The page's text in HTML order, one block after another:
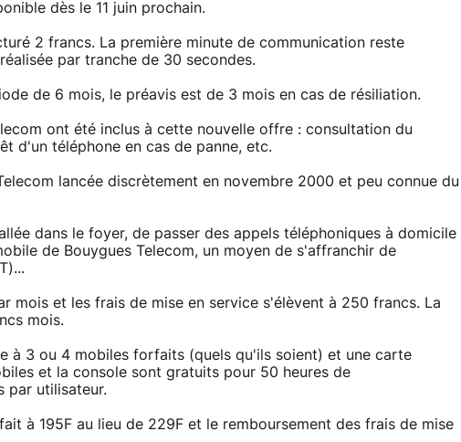
dès le 11 juin prochain.
2 francs. La première minute de communication reste
par tranche de 30 secondes.
de 6 mois, le préavis est de 3 mois en cas de résiliation.
ont été inclus à cette nouvelle offre : consultation du
d'un téléphone en cas de panne, etc.
lancée discrètement en novembre 2000 et peu connue du
dans le foyer, de passer des appels téléphoniques à domicile
de Bouygues Telecom, un moyen de s'affranchir de
mois et les frais de mise en service s'élèvent à 250 francs. La
mois.
à 3 ou 4 mobiles forfaits (quels qu'ils soient) et une carte
et la console sont gratuits pour 50 heures de
par utilisateur.
à 195F au lieu de 229F et le remboursement des frais de mise